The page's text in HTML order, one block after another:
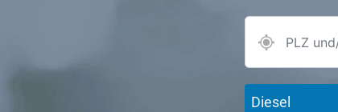
Diesel